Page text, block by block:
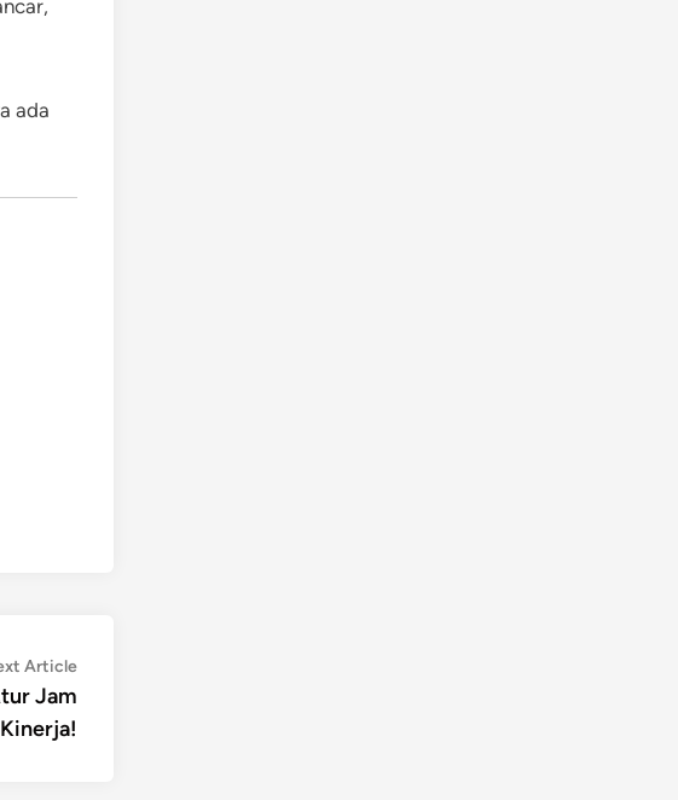
ada
ArticleNext
Jam